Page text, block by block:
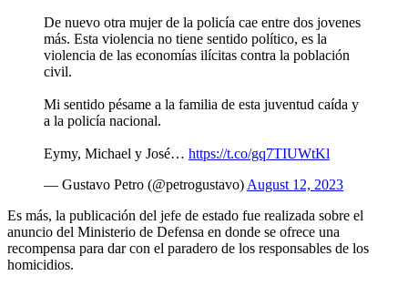
De nuevo otra mujer de la policía cae entre dos jovenes
más. Esta violencia no tiene sentido político, es la
violencia de las economías ilícitas contra la población
civil.
Mi sentido pésame a la familia de esta juventud caída y
a la policía nacional.
Eymy, Michael y José… https://t.co/gq7TIUWtKl
— Gustavo Petro (@petrogustavo) August 12, 2023
Es más, la publicación del jefe de estado fue realizada sobre el
anuncio del Ministerio de Defensa en donde se ofrece una
recompensa para dar con el paradero de los responsables de los
homicidios.